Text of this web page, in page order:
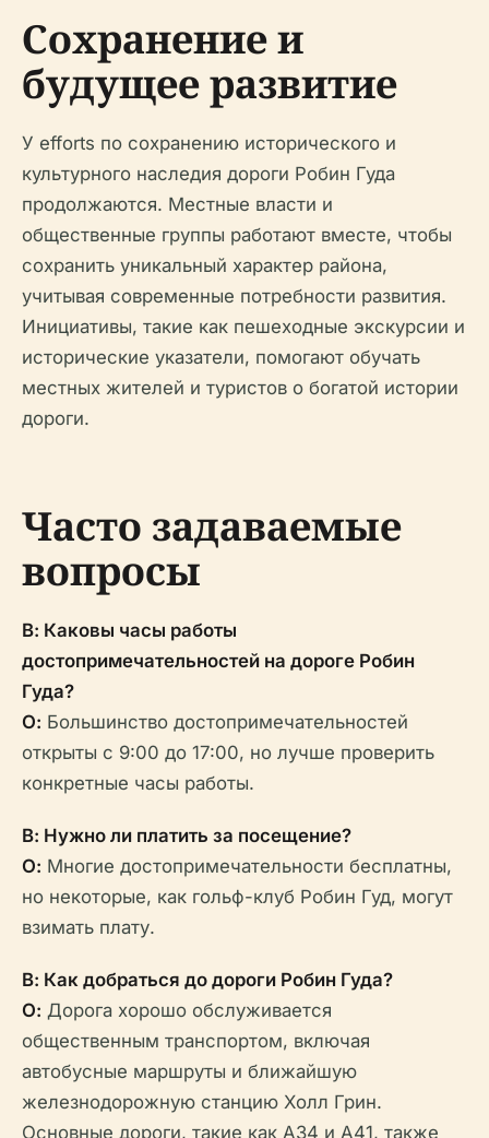
Сохранение и
будущее развитие
У efforts по сохранению исторического и
культурного наследия дороги Робин Гуда
продолжаются. Местные власти и
общественные группы работают вместе, чтобы
сохранить уникальный характер района,
учитывая современные потребности развития.
Инициативы, такие как пешеходные экскурсии и
исторические указатели, помогают обучать
местных жителей и туристов о богатой истории
дороги.
Часто задаваемые
вопросы
В: Каковы часы работы
достопримечательностей на дороге Робин
Гуда?
О: Большинство достопримечательностей
открыты с 9:00 до 17:00, но лучше проверить
конкретные часы работы.
В: Нужно ли платить за посещение?
О: Многие достопримечательности бесплатны,
но некоторые, как гольф-клуб Робин Гуд, могут
взимать плату.
В: Как добраться до дороги Робин Гуда?
О: Дорога хорошо обслуживается
общественным транспортом, включая
автобусные маршруты и ближайшую
железнодорожную станцию Холл Грин.
Основные дороги, такие как A34 и A41, также